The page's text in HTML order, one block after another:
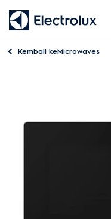
Kembali keMicrowaves